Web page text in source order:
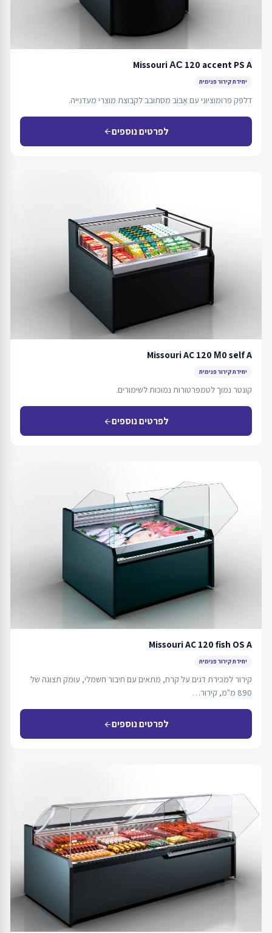
Missouri АС 120 accent PS A
יחידת קירור פנימית
דלפק פרומוציוני עם אַבּוֹב מסתובב לקבוצת מוצרי מעדנייה.
לפרטים נוספיםarrow_back
Missouri AC 120 М0 self A
יחידת קירור פנימית
קונטר נמוך לטמפרטורות נמוכות לשימורים.
לפרטים נוספיםarrow_back
Missouri AC 120 fish OS A
יחידת קירור פנימית
קירור למכירת דגים על קרח, מתאים עם חיבור חשמלי, עומק תצוגה של
890 מ"מ, קירור…
לפרטים נוספיםarrow_back